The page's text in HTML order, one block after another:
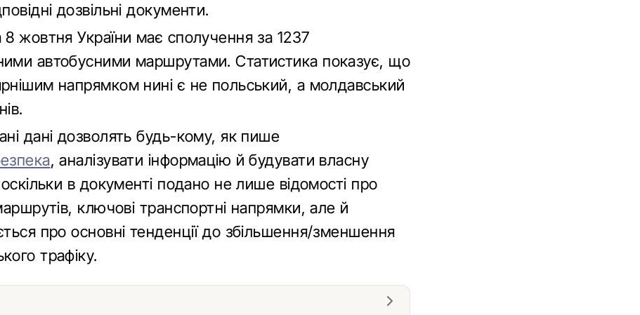
дозвільні документи.
жовтня України має сполучення за 1237
автобусними маршрутами. Статистика показує, що
напрямком нині є не польський, а молдавський
дані дозволять будь-кому, як пише
, аналізувати інформацію й будувати власну
оскільки в документі подано не лише відомості про
ключові транспортні напрямки, але й
про основні тенденції до збільшення/зменшення
трафіку.